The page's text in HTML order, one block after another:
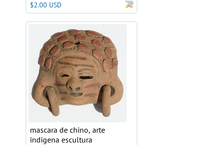
$2.00 USD
mascara de chino, arte
indigena escultura